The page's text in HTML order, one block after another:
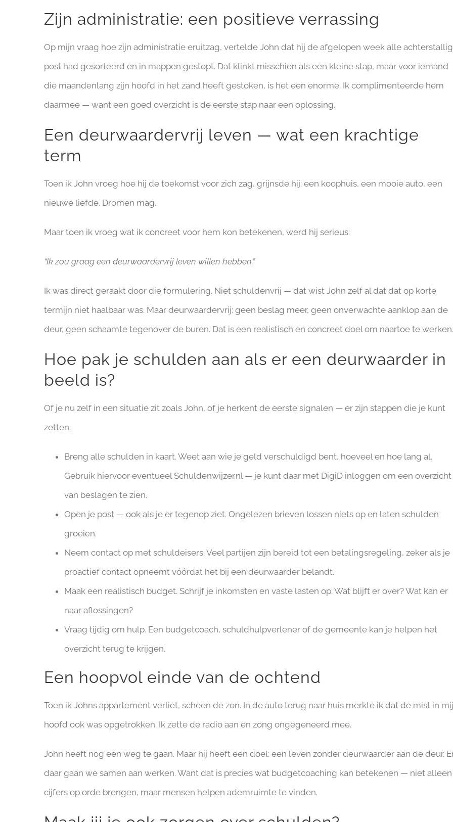
Zijn administratie: een positieve verrassing
Op mijn vraag hoe zijn administratie eruitzag, vertelde John dat hij de afgelopen week alle
post had gesorteerd en in mappen gestopt. Dat klinkt misschien als een kleine stap, maar voor iemand
die maandenlang zijn hoofd in het zand heeft gestoken, is het een enorme. Ik complimenteerde hem
daarmee — want een goed overzicht is de eerste stap naar een oplossing.
Een deurwaardervrij leven — wat een krachtige
term
Toen ik John vroeg hoe hij de toekomst voor zich zag, grijnsde hij: een koophuis, een mooie auto, een
nieuwe liefde. Dromen mag.
Maar toen ik vroeg wat ik concreet voor hem kon betekenen, werd hij serieus:
“Ik zou graag een deurwaardervrij leven willen hebben.”
Ik was direct geraakt door die formulering. Niet schuldenvrij — dat wist John zelf al dat dat op korte
termijn niet haalbaar was. Maar deurwaardervrij: geen beslag meer, geen onverwachte aanklop aan de
deur, geen schaamte tegenover de buren. Dat is een realistisch en concreet doel om naartoe te werken.
Hoe pak je schulden aan als er een deurwaarder in
beeld is?
Of je nu zelf in een situatie zit zoals John, of je herkent de eerste signalen — er zijn stappen die je kunt
zetten:
Breng alle schulden in kaart. Weet aan wie je geld verschuldigd bent, hoeveel en hoe lang al.
Gebruik hiervoor eventueel Schuldenwijzer.nl — je kunt daar met DigiD inloggen om een overzicht
van beslagen te zien.
Open je post — ook als je er tegenop ziet. Ongelezen brieven lossen niets op en laten schulden
groeien.
Neem contact op met schuldeisers. Veel partijen zijn bereid tot een betalingsregeling, zeker als je
proactief contact opneemt vóórdat het bij een deurwaarder belandt.
Maak een realistisch budget. Schrijf je inkomsten en vaste lasten op. Wat blijft er over? Wat kan er
naar aflossingen?
Vraag tijdig om hulp. Een budgetcoach, schuldhulpverlener of de gemeente kan je helpen het
overzicht terug te krijgen.
Een hoopvol einde van de ochtend
Toen ik Johns appartement verliet, scheen de zon. In de auto terug naar huis merkte ik dat de mist in
hoofd ook was opgetrokken. Ik zette de radio aan en zong ongegeneerd mee.
John heeft nog een weg te gaan. Maar hij heeft een doel: een leven zonder deurwaarder aan de deur.
daar gaan we samen aan werken. Want dat is precies wat budgetcoaching kan betekenen — niet alleen
cijfers op orde brengen, maar mensen helpen ademruimte te vinden.